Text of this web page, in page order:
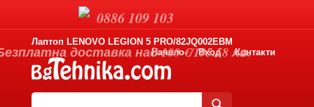
Лаптоп LENOVO LEGION 5 PRO/82JQ002EBM
Начало
Вход Контакти
0886 109 103
доставка над 100 €/195.58 лв.